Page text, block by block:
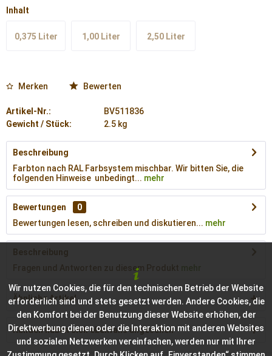
Inhalt
0,375 Liter 1,00 Liter 2,50 Liter
Merken Bewerten
Artikel-Nr.:
BV511836
Gewicht / Stück:
2.5 kg
Beschreibung
Farbton nach RAL Farbsystem mischbar. Wir bitten Sie, die
folgenden Hinweise unbedingt... mehr
Bewertungen
0
Bewertungen lesen, schreiben und diskutieren... mehr
Beschreibung
Fragen und Antworten zu diesem Produkt mehr
Ähnliche Artikel
Kunden haben sich ebenfalls angesehen
Wir nutzen Cookies, die für den technischen Betrieb der Website
erforderlich sind und stets gesetzt werden. Andere Cookies, die
den Komfort bei der Benutzung dieser Website erhöhen, der
Direktwerbung dienen oder die Interaktion mit anderen Websites
und sozialen Netzwerken vereinfachen, werden nur mit Ihrer